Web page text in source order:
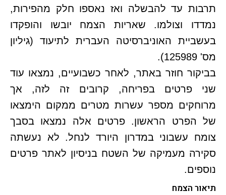
תרבות עד להבשלה ואז נאספו חלק מהפירות,
נמדדו וצולמו. שאריות הצמח יובשו והופקדו
בעשביית האוניברסיטה העברית לתיעוד (גיליון
מס' 125989).
בביקור חוזר באתר, לאחר כשבועיים, נמצאו עוד
שני פרטים בפריחה, קרובים זה לזה, אך
מרוחקים מספר עשרות מטרים ממקום הימצאו
של הפרט הראשון. פרטים אלה נמצאו בסבך
צומח עשבוני במדרון היורד לנחל. לא נעשתה
סקירה מעמיקה של השטח בניסיון לאתר פרטים
נוספים.
תיאור הצמח